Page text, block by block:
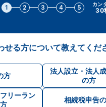
1 2 3 4 5 カン
30
せる方について教えてくだ
方
法人設立・法人
の方
リーラン
相続税申告